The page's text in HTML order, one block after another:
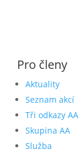
Pro členy
Aktuality
Seznam akcí
Tři odkazy AA
Skupina AA
Služba